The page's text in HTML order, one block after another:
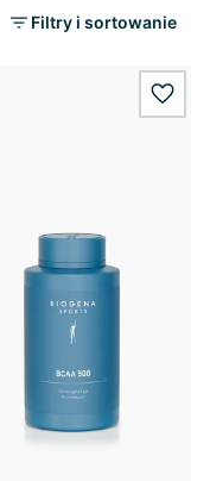
Filtry i sortowanie